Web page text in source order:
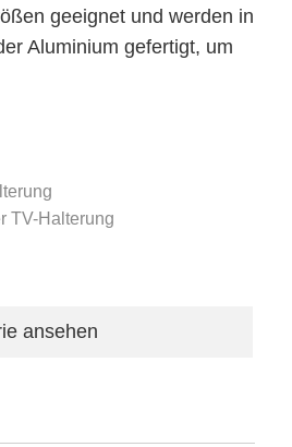
geeignet und werden in
Aluminium gefertigt, um
TV-Halterung
ansehen